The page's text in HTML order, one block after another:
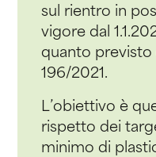
sul rientro in
vigore dal
quanto previsto
196/2021.
L’obiettivo è
rispetto dei
minimo di